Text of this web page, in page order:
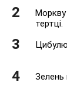
Моркву
тертці.
Цибулю
Зелень